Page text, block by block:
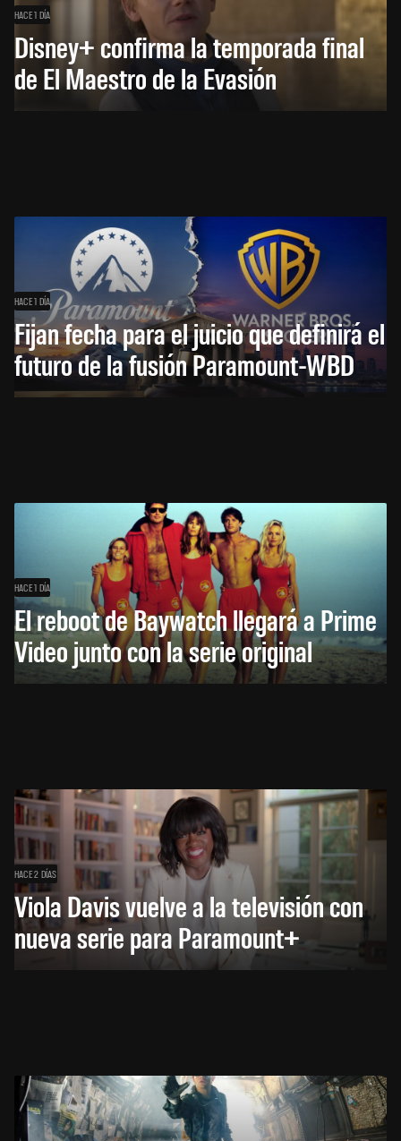
HACE 1 DÍA
Disney+ confirma la temporada final
de El Maestro de la Evasión
HACE 1 DÍA
Fijan fecha para el juicio que definirá el
futuro de la fusión Paramount-WBD
HACE 1 DÍA
El reboot de Baywatch llegará a Prime
Video junto con la serie original
HACE 2 DÍAS
Viola Davis vuelve a la televisión con
nueva serie para Paramount+